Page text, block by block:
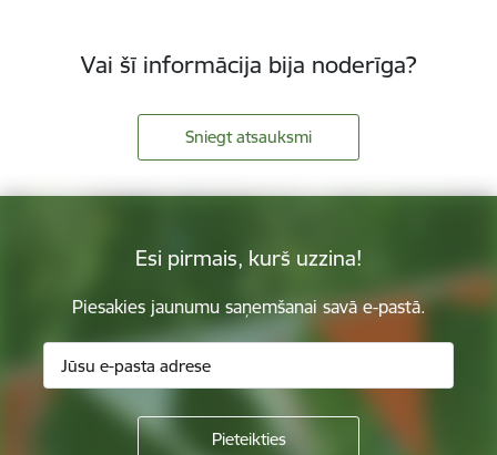
Vai šī informācija bija noderīga?
Sniegt atsauksmi
Esi pirmais, kurš uzzina!
Piesakies jaunumu saņemšanai savā e-pastā.